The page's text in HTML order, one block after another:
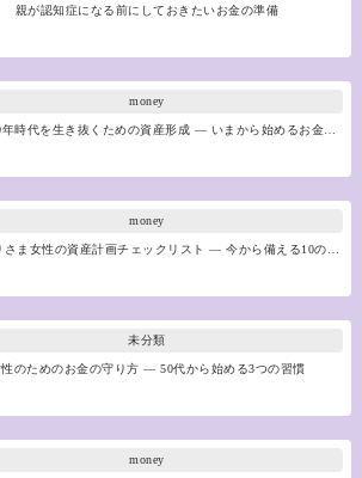
親が認知症になる前にしておきたいお金の準備
money
年時代を生き抜くための資産形成 ― いまから始めるお金…
money
さま女性の資産計画チェックリスト ― 今から備える10の…
未分類
性のためのお金の守り方 ― 50代から始める3つの習慣
money